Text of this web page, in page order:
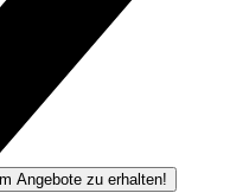
Angebote zu erhalten!